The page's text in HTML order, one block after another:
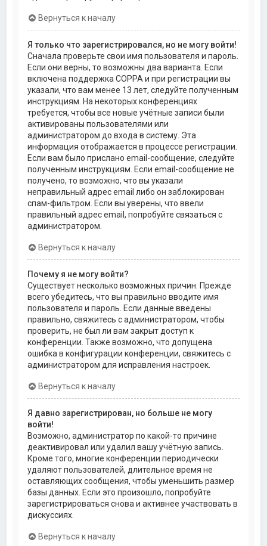
Вернуться к началу
Я только что зарегистрировался, но не могу войти!
Сначала проверьте свои имя пользователя и пароль.
Если они верны, то возможны два варианта. Если
включена поддержка COPPA и при регистрации вы
указали, что вам менее 13 лет, следуйте полученным
инструкциям. На некоторых конференциях
требуется, чтобы все новые учётные записи были
активированы пользователями или
администратором до входа в систему. Эта
информация отображается в процессе регистрации.
Если вам было прислано email-сообщение, следуйте
полученным инструкциям. Если email-сообщение не
получено, то возможно, что вы указали
неправильный адрес email либо он заблокирован
спам-фильтром. Если вы уверены, что ввели
правильный адрес email, попробуйте связаться с
администратором.
Вернуться к началу
Почему я не могу войти?
Существует несколько возможных причин. Прежде
всего убедитесь, что вы правильно вводите имя
пользователя и пароль. Если данные введены
правильно, свяжитесь с администратором, чтобы
проверить, не был ли вам закрыт доступ к
конференции. Также возможно, что допущена
ошибка в конфигурации конференции, свяжитесь с
администратором для исправления настроек.
Вернуться к началу
Я давно зарегистрирован, но больше не могу
войти!
Возможно, администратор по какой-то причине
деактивировал или удалил вашу учётную запись.
Кроме того, многие конференции периодически
удаляют пользователей, длительное время не
оставляющих сообщения, чтобы уменьшить размер
базы данных. Если это произошло, попробуйте
зарегистрироваться снова и активнее участвовать в
дискуссиях.
Вернуться к началу